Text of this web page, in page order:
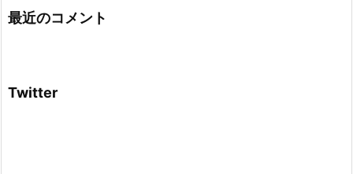
最近のコメント
Twitter